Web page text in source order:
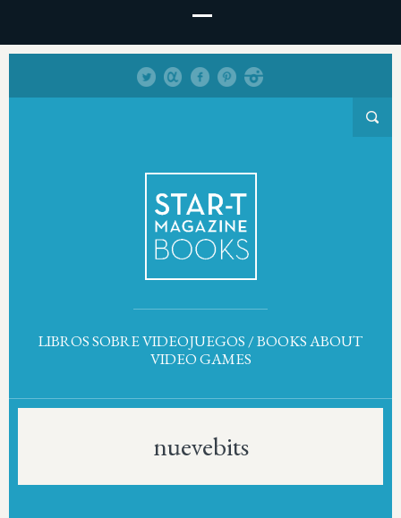
LIBROS SOBRE VIDEOJUEGOS / BOOKS ABOUT
VIDEO GAMES
nuevebits